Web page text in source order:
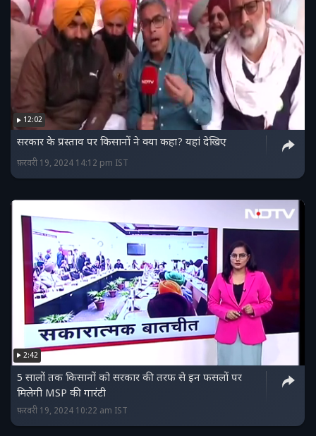
12:02
सरकार के प्रस्ताव पर किसानों ने क्या कहा? यहां देखिए
फ़रवरी 19, 2024 14:12 pm IST
2:42
5 सालों तक किसानों को सरकार की तरफ से इन फसलों पर
मिलेगी MSP की गारंटी
फ़रवरी 19, 2024 10:22 am IST